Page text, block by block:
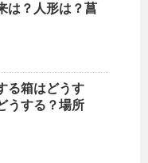
は？人形は？菖
る箱はどうす
うする？場所